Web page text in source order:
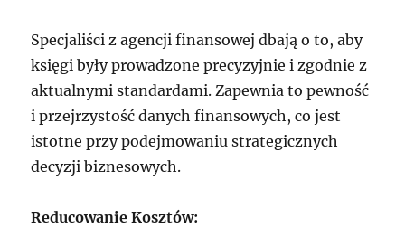
Specjaliści z agencji finansowej dbają o to, aby
księgi były prowadzone precyzyjnie i zgodnie z
aktualnymi standardami. Zapewnia to pewność
i przejrzystość danych finansowych, co jest
istotne przy podejmowaniu strategicznych
decyzji biznesowych.
Reducowanie Kosztów: